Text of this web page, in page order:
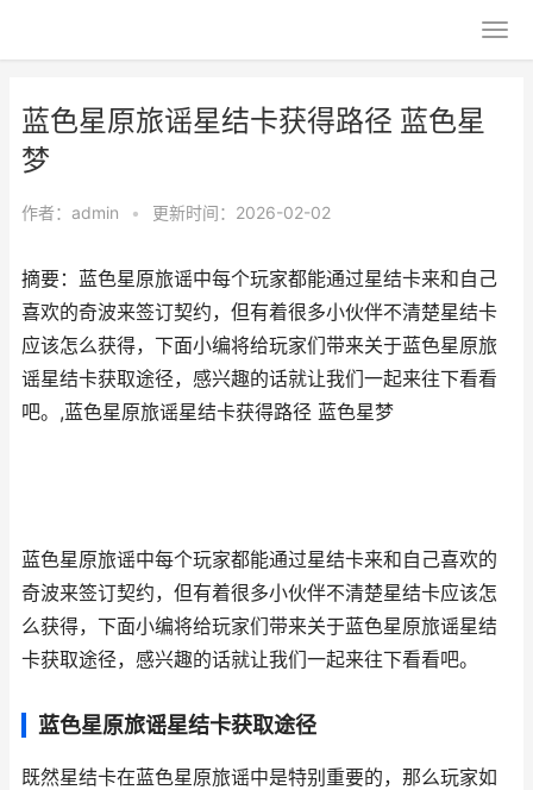
蓝色星原旅谣星结卡获得路径 蓝色星
梦
作者： admin • 更新时间：2026-02-02
摘要：蓝色星原旅谣中每个玩家都能通过星结卡来和自己
喜欢的奇波来签订契约，但有着很多小伙伴不清楚星结卡
应该怎么获得，下面小编将给玩家们带来关于蓝色星原旅
谣星结卡获取途径，感兴趣的话就让我们一起来往下看看
吧。,蓝色星原旅谣星结卡获得路径 蓝色星梦
蓝色星原旅谣中每个玩家都能通过星结卡来和自己喜欢的
奇波来签订契约，但有着很多小伙伴不清楚星结卡应该怎
么获得，下面小编将给玩家们带来关于蓝色星原旅谣星结
卡获取途径，感兴趣的话就让我们一起来往下看看吧。
蓝色星原旅谣星结卡获取途径
既然星结卡在蓝色星原旅谣中是特别重要的，那么玩家如